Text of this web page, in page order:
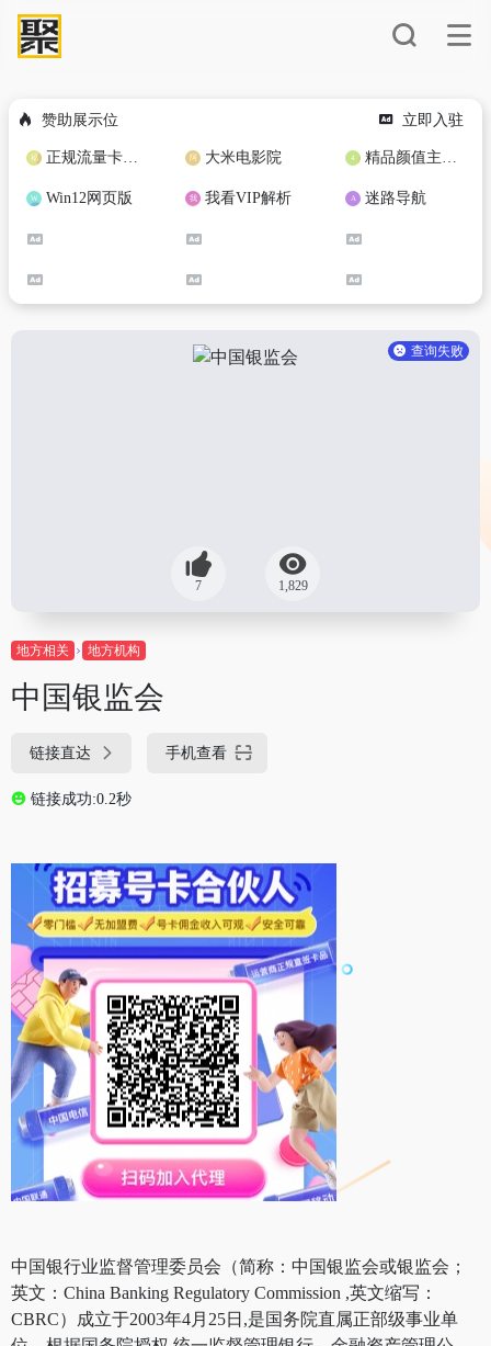
赞助展示位 立即入驻
正规流量卡免费加盟合作 大米电影院 精品颜值主播定制
Win12网页版 我看VIP解析 迷路导航
查询失败
7 1,829
地方相关 地方机构
中国银监会
链接直达 手机查看
链接成功:0.2秒
中国银行业监督管理委员会（简称：中国银监会或银监会；
英文：China Banking Regulatory Commission ,英文缩写：
CBRC）成立于2003年4月25日,是国务院直属正部级事业单